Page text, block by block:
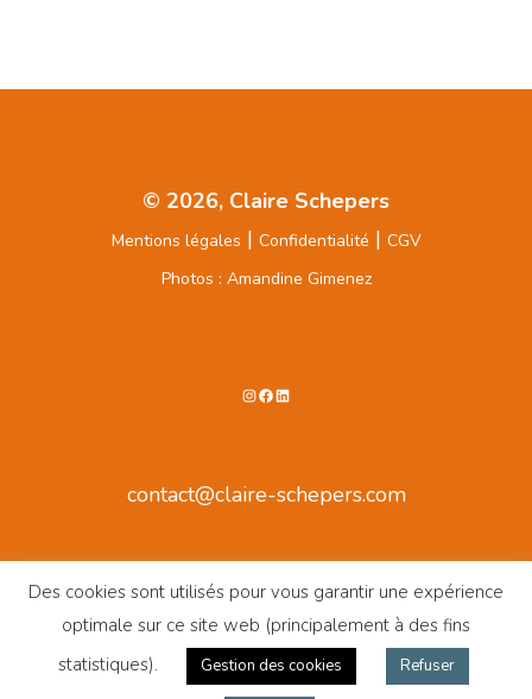
© 2026, Claire Schepers
Mentions légales | Confidentialité | CGV
Photos : Amandine Gimenez
contact@claire-schepers.com
Des cookies sont utilisés pour vous garantir une expérience
optimale sur ce site web (principalement à des fins
statistiques).
Gestion des cookies Refuser